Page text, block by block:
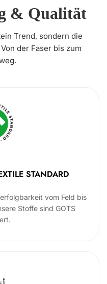
& Qualität
Trend, sondern die
der Faser bis zum
STANDARD
vom Feld bis
Stoffe sind GOTS